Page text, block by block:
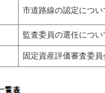
市道路線の認定につい
監査委員の選任につい
固定資産評価審査委